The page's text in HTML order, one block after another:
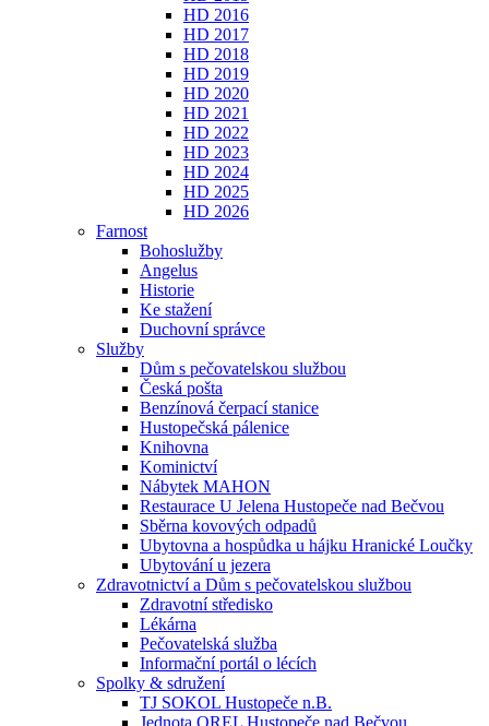
HD 2016
HD 2017
HD 2018
HD 2019
HD 2020
HD 2021
HD 2022
HD 2023
HD 2024
HD 2025
HD 2026
Farnost
Bohoslužby
Angelus
Historie
Ke stažení
Duchovní správce
Služby
Dům s pečovatelskou službou
Česká pošta
Benzínová čerpací stanice
Hustopečská pálenice
Knihovna
Kominictví
Nábytek MAHON
Restaurace U Jelena Hustopeče nad Bečvou
Sběrna kovových odpadů
Ubytovna a hospůdka u hájku Hranické Loučky
Ubytování u jezera
Zdravotnictví a Dům s pečovatelskou službou
Zdravotní středisko
Lékárna
Pečovatelská služba
Informační portál o lécích
Spolky & sdružení
TJ SOKOL Hustopeče n.B.
Jednota OREL Hustopeče nad Bečvou